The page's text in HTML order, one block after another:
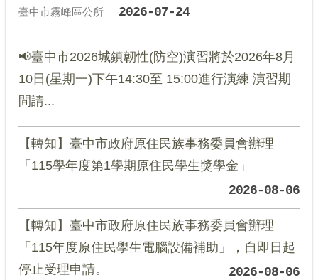
臺中市霧峰區公所 2026-07-24
📢臺中市2026城鎮韌性(防空)演習將於2026年8月
10日(星期一)下午14:30至 15:00進行演練 演習期
間請...
【轉知】臺中市政府原住民族事務委員會辦理
「115學年度第1學期原住民學生獎學金」
2026-08-06
【轉知】臺中市政府原住民族事務委員會辦理
「115年度原住民學生電腦設備補助」，自即日起
停止受理申請。
2026-08-06